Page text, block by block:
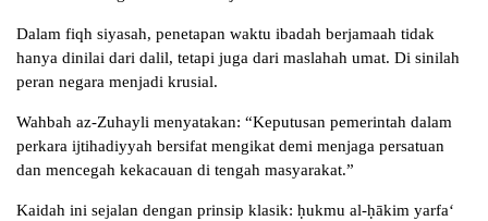
Dalam fiqh siyasah, penetapan waktu ibadah berjamaah tidak
hanya dinilai dari dalil, tetapi juga dari maslahah umat. Di sinilah
peran negara menjadi krusial.
Wahbah az-Zuhayli menyatakan: “Keputusan pemerintah dalam
perkara ijtihadiyyah bersifat mengikat demi menjaga persatuan
dan mencegah kekacauan di tengah masyarakat.”
Kaidah ini sejalan dengan prinsip klasik: ḥukmu al-ḥākim yarfa‘